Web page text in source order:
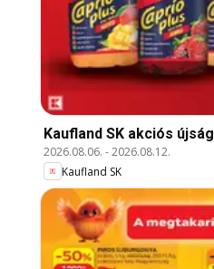
Kaufland SK akciós újság
2026.08.06. -2026.08.12.
Kaufland SK